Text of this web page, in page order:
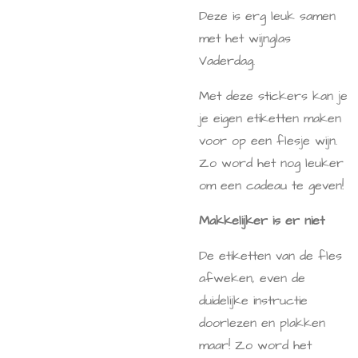
Deze is erg leuk samen
met hetwijnglas
Vaderdag.
Met deze stickers kan je
je eigen etiketten maken
voor op een flesje wijn.
Zo word het nog leuker
om een cadeau te geven!
Makkelijker is er niet
De etiketten van de fles
afweken, even de
duidelijke instructie
doorlezen en plakken
maar! Zo word het